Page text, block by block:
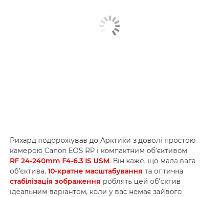
Рихард подорожував до Арктики з доволі простою
камерою Canon EOS RP і компактним об’єктивом
RF 24-240mm F4-6.3 IS USM. Він каже, що мала вага
об’єктива, 10-кратне масштабування та оптична
стабілізація зображення роблять цей об’єктив
ідеальним варіантом, коли у вас немає зайвого